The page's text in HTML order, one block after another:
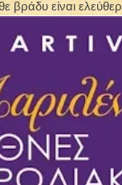
είναι